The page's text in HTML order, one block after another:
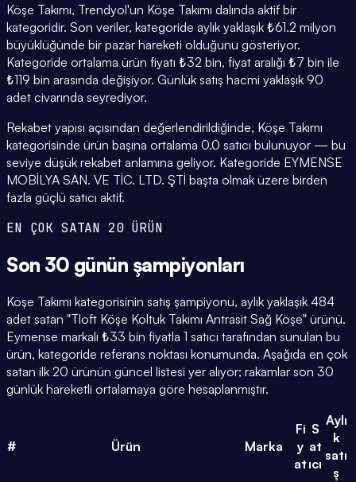
Köşe Takımı, Trendyol'un Köşe Takımı dalında aktif bir
kategoridir. Son veriler, kategoride aylık yaklaşık ₺61.2 milyon
büyüklüğünde bir pazar hareketi olduğunu gösteriyor.
Kategoride ortalama ürün fiyatı ₺32 bin, fiyat aralığı ₺7 bin ile
₺119 bin arasında değişiyor. Günlük satış hacmi yaklaşık 90
adet civarında seyrediyor.
Rekabet yapısı açısından değerlendirildiğinde, Köşe Takımı
kategorisinde ürün başına ortalama 0.0 satıcı bulunuyor — bu
seviye düşük rekabet anlamına geliyor. Kategoride EYMENSE
MOBİLYA SAN. VE TİC. LTD. ŞTİ başta olmak üzere birden
fazla güçlü satıcı aktif.
EN ÇOK SATAN 20 ÜRÜN
Son 30 günün şampiyonları
Köşe Takımı kategorisinin satış şampiyonu, aylık yaklaşık 484
adet satan "Tloft Köşe Koltuk Takımı Antrasit Sağ Köşe" ürünü.
Eymense markalı ₺33 bin fiyatla 1 satıcı tarafından sunulan bu
ürün, kategoride referans noktası konumunda. Aşağıda en çok
satan ilk 20 ürünün güncel listesi yer alıyor; rakamlar son 30
günlük hareketli ortalamaya göre hesaplanmıştır.
# Ürün Marka
Fi
y
at
S
at
ıcı
Aylı
k
satı
ş